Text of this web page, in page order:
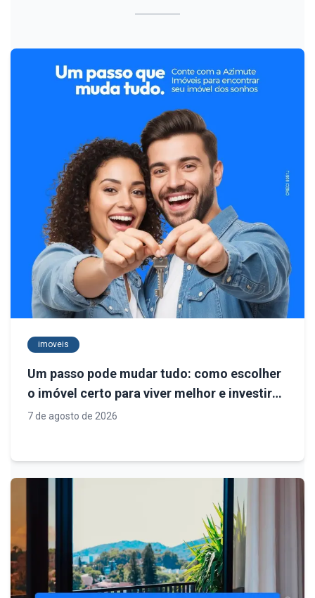
imoveis
Um passo pode mudar tudo: como escolher
o imóvel certo para viver melhor e investir
com segurança
7 de agosto de 2026